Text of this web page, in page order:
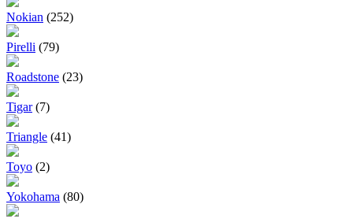
Nokian (252)
Pirelli (79)
Roadstone (23)
Tigar (7)
Triangle (41)
Toyo (2)
Yokohama (80)